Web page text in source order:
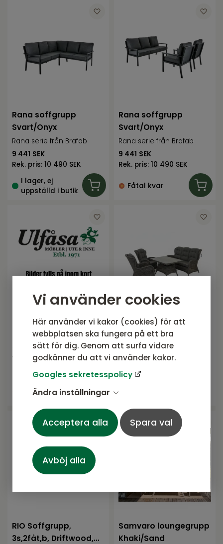
Vi använder cookies
Här använder vi kakor (cookies) för att
webbplatsen ska fungera på ett bra
sätt för dig. Genom att surfa vidare
godkänner du att vi använder kakor.
Googles sekretesspolicy
Ändra inställningar
Acceptera alla Spara val
Avböj alla
Rana soffgrupp
Svart/Onyx
Rana serie från Brafab
9 441 SEK
Rek. pris: 10 490 SEK
I lager, ej
uppställd i butik
Rana soffgrupp
Svart/Onyx
Rana serie från Brafab
9 441 SEK
Rek. pris: 10 490 SEK
Fåtal kvar
RIO Fåtöljgrupp,
2F,2P,B,OpenW,sea
grass, inkl AW
serie från Atleve
10 795 SEK
Rek. pris:
14 490 SEK
Fåtal kvar
RIO Soffgrupp,
3s,2fåt,b, Antrac,, inkl
AW dynor
serie från Atleve
16 995 SEK
Rek. pris:
RIO Soffgrupp,
3s,2fåt,b, Driftwood,
Samvaro loungegrupp
Khaki/Sand